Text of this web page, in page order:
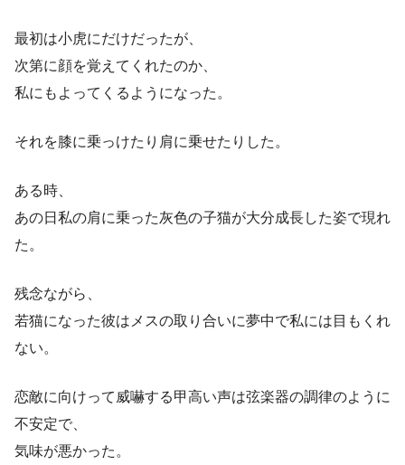
最初は小虎にだけだったが、
次第に顔を覚えてくれたのか、
私にもよってくるようになった。
それを膝に乗っけたり肩に乗せたりした。
ある時、
あの日私の肩に乗った灰色の子猫が大分成長した姿で現れ
た。
残念ながら、
若猫になった彼はメスの取り合いに夢中で私には目もくれ
ない。
恋敵に向けって威嚇する甲高い声は弦楽器の調律のように
不安定で、
気味が悪かった。